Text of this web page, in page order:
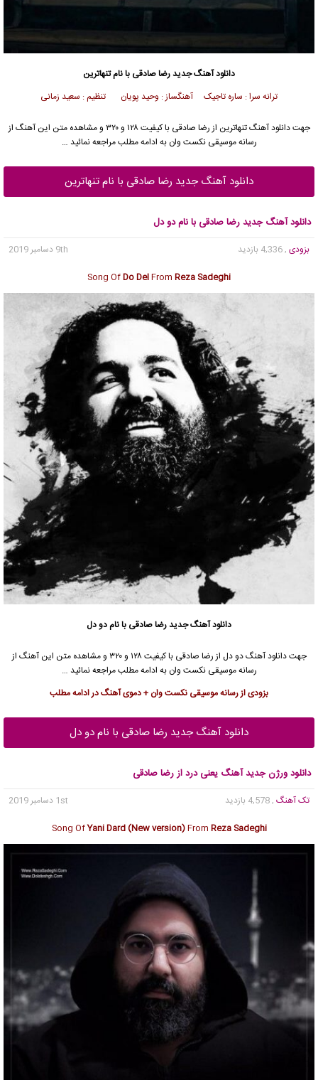
دانلود آهنگ جدیدرضا صادقی با نام تنهاترین
ترانه سرا : ساره تاجیک آهنگساز : وحید پویان تنظیم : سعید زمانی
جهت دانلود آهنگ تنهاترین از رضا صادقی با کیفیت ۱۲۸ و ۳۲۰ و مشاهده متن این آهنگ از
رسانه موسیقی نکست وان به ادامه مطلب مراجعه نمائید …
دانلود آهنگ جدید رضا صادقی با نام تنهاترین
دانلود آهنگ جدید رضا صادقی با نام دو دل
بزودی , 4,336 بازدید
9th دسامبر 2019
Song OfDo DelFrom Reza Sadeghi
دانلود آهنگ جدیدرضا صادقی با نام دو دل
جهت دانلود آهنگ دو دل از رضا صادقی با کیفیت ۱۲۸ و ۳۲۰ و مشاهده متن این آهنگ از
رسانه موسیقی نکست وان به ادامه مطلب مراجعه نمائید …
بزودی از رسانه موسیقی نکست وان + دموی آهنگ در ادامه مطلب
دانلود آهنگ جدید رضا صادقی با نام دو دل
دانلود ورژن جدید آهنگ یعنی درد از رضا صادقی
تک آهنگ , 4,578 بازدید
1st دسامبر 2019
Song OfYani Dard (New version)From Reza Sadeghi